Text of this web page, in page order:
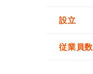
設立
従業員数